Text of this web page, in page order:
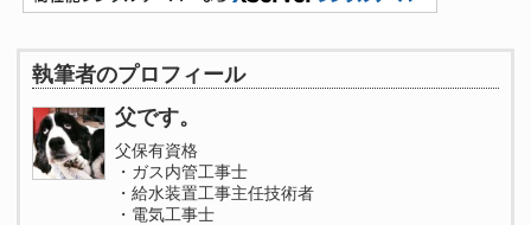
執筆者のプロフィール
父です。
父保有資格
・ガス内管工事士
・給水装置工事主任技術者
・電気工事士